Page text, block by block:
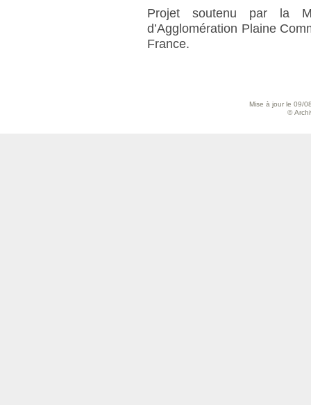
Projet soutenu par la
d’Agglomération Plaine
France.
Mise à jour le 09/
©